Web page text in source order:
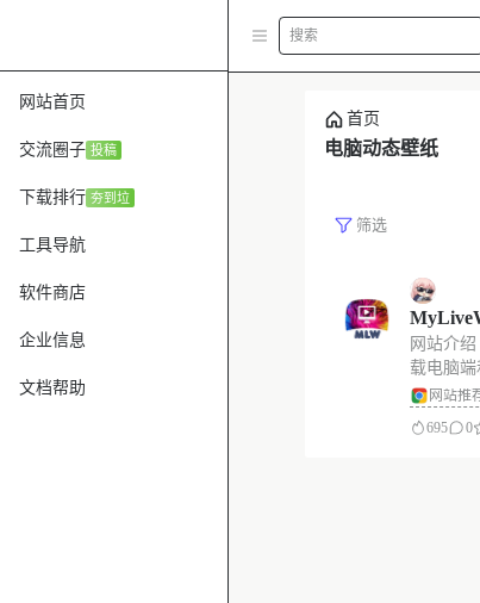
网站首页
交流圈子 投稿
下载排行 夯到垃
工具导航
软件商店
企业信息
文档帮助
搜索
首页
电脑动态壁纸
筛选
纸，支
网站介
载电脑端
动态壁纸
游戏、
网站推
695
0